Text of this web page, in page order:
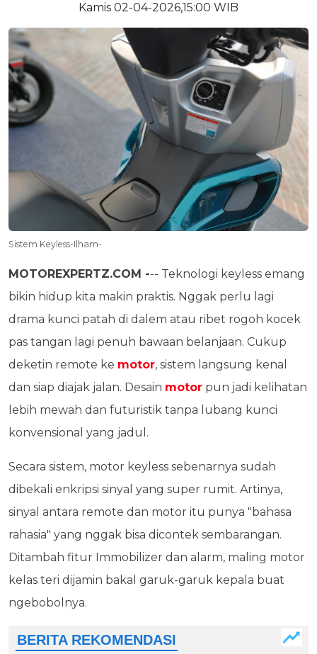
Kamis 02-04-2026,15:00 WIB
Sistem Keyless-Ilham-
MOTOREXPERTZ.COM --- Teknologi keyless emang
bikin hidup kita makin praktis. Nggak perlu lagi
drama kunci patah di dalem atau ribet rogoh kocek
pas tangan lagi penuh bawaan belanjaan. Cukup
deketin remote ke motor, sistem langsung kenal
dan siap diajak jalan. Desain motor pun jadi kelihatan
lebih mewah dan futuristik tanpa lubang kunci
konvensional yang jadul.
Secara sistem, motor keyless sebenarnya sudah
dibekali enkripsi sinyal yang super rumit. Artinya,
sinyal antara remote dan motor itu punya "bahasa
rahasia" yang nggak bisa dicontek sembarangan.
Ditambah fitur Immobilizer dan alarm, maling motor
kelas teri dijamin bakal garuk-garuk kepala buat
ngebobolnya.